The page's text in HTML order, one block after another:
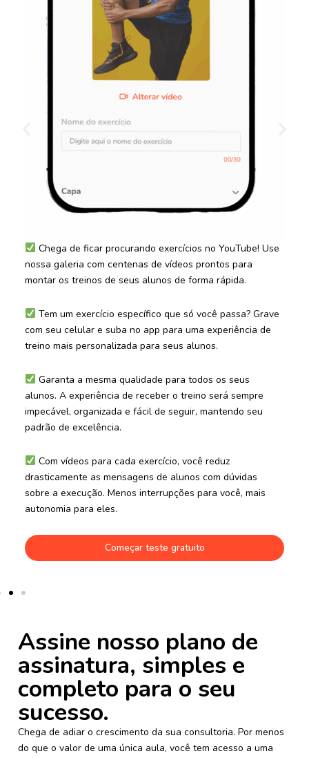
Chega de ficar procurando exercícios no YouTube! Use
nossa galeria com centenas de vídeos prontos para
montar os treinos de seus alunos de forma rápida.
Tem um exercício específico que só você passa? Grave
com seu celular e suba no app para uma experiência de
treino mais personalizada para seus alunos.
Garanta a mesma qualidade para todos os seus
alunos. A experiência de receber o treino será sempre
impecável, organizada e fácil de seguir, mantendo seu
padrão de excelência.
Com vídeos para cada exercício, você reduz
drasticamente as mensagens de alunos com dúvidas
sobre a execução. Menos interrupções para você, mais
autonomia para eles.
Começar teste gratuito
Assine nosso plano de
assinatura, simples e
completo para o seu
sucesso.
Chega de adiar o crescimento da sua consultoria. Por menos
do que o valor de uma única aula, você tem acesso a uma